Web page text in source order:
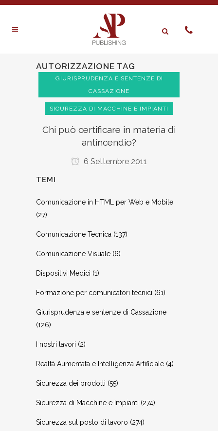
AUTORIZZAZIONE TAG
GIURISPRUDENZA E SENTENZE DI
CASSAZIONE
SICUREZZA DI MACCHINE E IMPIANTI
Chi può certificare in materia di
antincendio?
6 Settembre 2011
TEMI
Comunicazione in HTML per Web e Mobile
(27)
Comunicazione Tecnica (137)
Comunicazione Visuale (6)
Dispositivi Medici (1)
Formazione per comunicatori tecnici (61)
Giurisprudenza e sentenze di Cassazione
(126)
I nostri lavori (2)
Realtà Aumentata e Intelligenza Artificiale (4)
Sicurezza dei prodotti (55)
Sicurezza di Macchine e Impianti (274)
Sicurezza sul posto di lavoro (274)